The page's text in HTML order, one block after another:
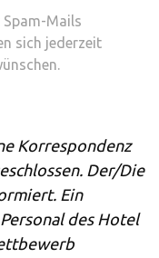
Mails
sich jederzeit
Korrespondenz
Der/Die
Ein
des Hotel